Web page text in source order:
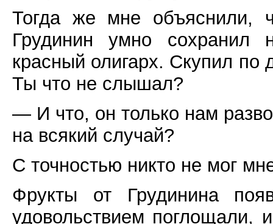
Тогда же мне объяснили,
Грудинин умно
красный олигарх. Скупил по
Ты что не слышал?
— И что, он только нам
на всякий случай?
С точностью никто не мог
Фрукты от Грудинина
удовольствием